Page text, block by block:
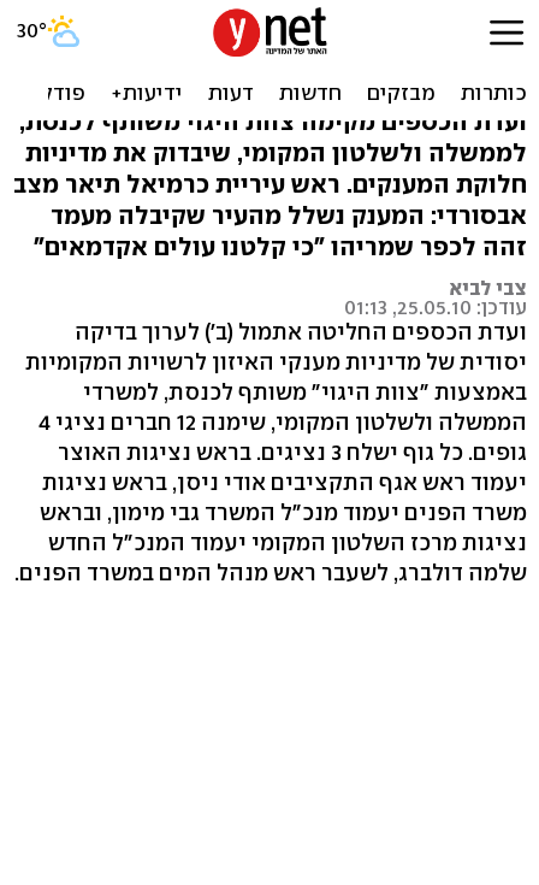
מענקי האיזון: מעמד זהה
לכרמיאל ולכפר שמריהו
ועדת הכספים מקימה צוות היגוי משותף לכנסת,
לממשלה ולשלטון המקומי, שיבדוק את מדיניות
חלוקת המענקים. ראש עיריית כרמיאל תיאר מצב
אבסורדי: המענק נשלל מהעיר שקיבלה מעמד
זהה לכפר שמריהו "כי קלטנו עולים אקדמאים"
צבי לביא
עודכן: 25.05.10, 01:13
ועדת הכספים החליטה אתמול (ב') לערוך בדיקה
יסודית של מדיניות מענקי האיזון לרשויות המקומיות
באמצעות "צוות היגוי" משותף לכנסת, למשרדי
הממשלה ולשלטון המקומי, שימנה 12 חברים נציגי 4
גופים. כל גוף ישלח 3 נציגים. בראש נציגות האוצר
יעמוד ראש אגף התקציבים אודי ניסן, בראש נציגות
משרד הפנים יעמוד מנכ"ל המשרד גבי מימון, ובראש
נציגות מרכז השלטון המקומי יעמוד המנכ"ל החדש
שלמה דולברג, לשעבר ראש מנהל המים במשרד הפנים.